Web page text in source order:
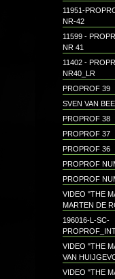
11951-
NR-42
11599 -
NR 41
11402 -
NR40_LR
PROPROF 39
SVEN VAN
PROPROF 38
PROPROF 37
PROPROF 36
PROPROF
PROPROF
VIDEO "THE
MARTEN DE
196016-L-SC-
VIDEO "THE
VAN
VIDEO "THE